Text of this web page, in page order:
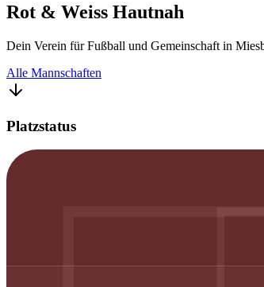
Rot & Weiss Hautnah
Dein Verein für Fußball und Gemeinschaft in
Alle Mannschaften
Platzstatus